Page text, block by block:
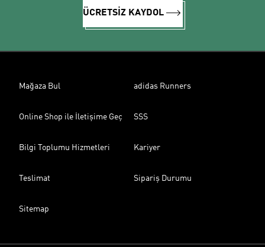
ÜCRETSİZ KAYDOL
Mağaza Bul adidas Runners
Online Shop ile İletişime Geç SSS
Bilgi Toplumu Hizmetleri Kariyer
Teslimat Sipariş Durumu
Sitemap